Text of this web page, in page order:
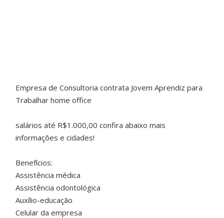
Empresa de Consultoria contrata Jovem Aprendiz para
Trabalhar home office
salários até R$1.000,00 confira abaixo mais
informações e cidades!
Benefícios:
Assistência médica
Assistência odontológica
Auxílio-educação
Celular da empresa